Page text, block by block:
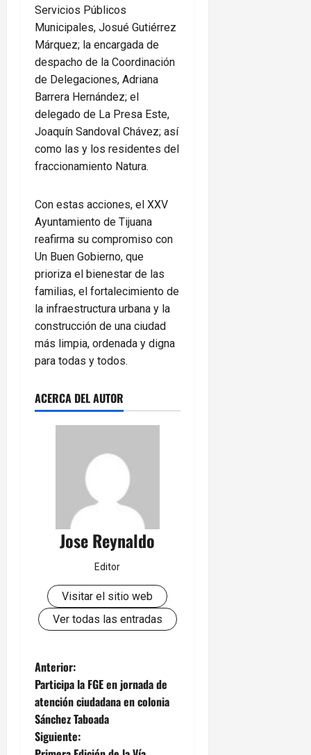
Servicios Públicos
Municipales, Josué Gutiérrez
Márquez; la encargada de
despacho de la Coordinación
de Delegaciones, Adriana
Barrera Hernández; el
delegado de La Presa Este,
Joaquín Sandoval Chávez; así
como las y los residentes del
fraccionamiento Natura.
Con estas acciones, el XXV
Ayuntamiento de Tijuana
reafirma su compromiso con
Un Buen Gobierno, que
prioriza el bienestar de las
familias, el fortalecimiento de
la infraestructura urbana y la
construcción de una ciudad
más limpia, ordenada y digna
para todas y todos.
ACERCA DEL AUTOR
Jose Reynaldo
Editor
Visitar el sitio web
Ver todas las entradas
N
a
v
Anterior:
Participa la FGE en jornada de
atención ciudadana en colonia
Sánchez Taboada
Siguiente: